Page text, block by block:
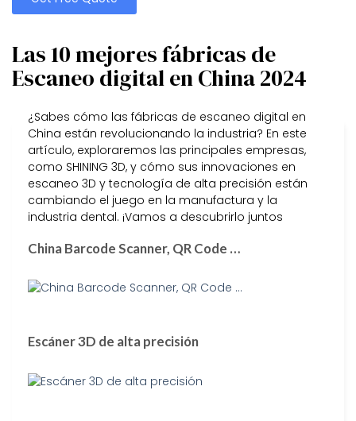
Las 10 mejores fábricas de
Escaneo digital en China 2024
¿Sabes cómo las fábricas de escaneo digital en
China están revolucionando la industria? En este
artículo, exploraremos las principales empresas,
como SHINING 3D, y cómo sus innovaciones en
escaneo 3D y tecnología de alta precisión están
cambiando el juego en la manufactura y la
industria dental. ¡Vamos a descubrirlo juntos
China Barcode Scanner, QR Code …
Escáner 3D de alta precisión